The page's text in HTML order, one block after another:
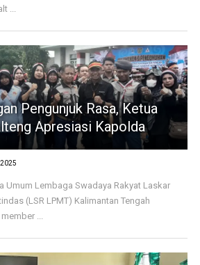
...
Pengunjuk Rasa, Ketua
Apresiasi Kapolda
Umum Lembaga Swadaya Rakyat Laskar
(LSR LPMT) Kalimantan Tengah
...